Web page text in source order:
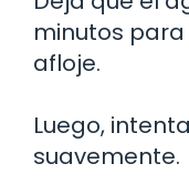
minutos
afloje.
Luego,
suavemente.